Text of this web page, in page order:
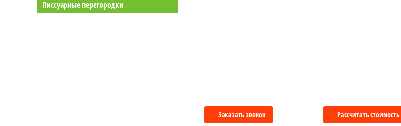
Писсуарные перегородки
Заказать звонок Рассчитать стоимость